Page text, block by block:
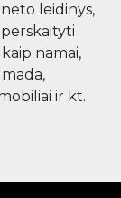
leidinys,
namai,
ir kt.